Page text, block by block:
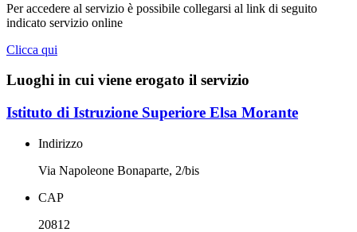
Per accedere al servizio è possibile collegarsi al link di seguito
indicato servizio online
Clicca qui
Luoghi in cui viene erogato il servizio
Istituto di Istruzione Superiore Elsa Morante
Indirizzo
Via Napoleone Bonaparte, 2/bis
CAP
20812